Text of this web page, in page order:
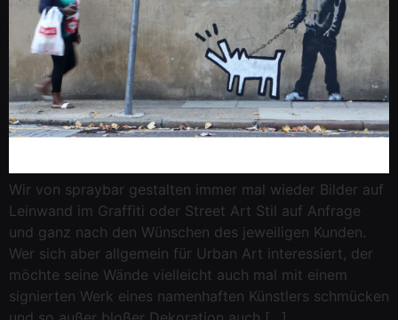
Wir von spraybar gestalten immer mal wieder Bilder auf
Leinwand im Graffiti oder Street Art Stil auf Anfrage
und ganz nach den Wünschen des jeweiligen Kunden.
Wer sich aber allgemein für Urban Art interessiert, der
möchte seine Wände vielleicht auch mal mit einem
signierten Werk eines namenhaften Künstlers schmücken